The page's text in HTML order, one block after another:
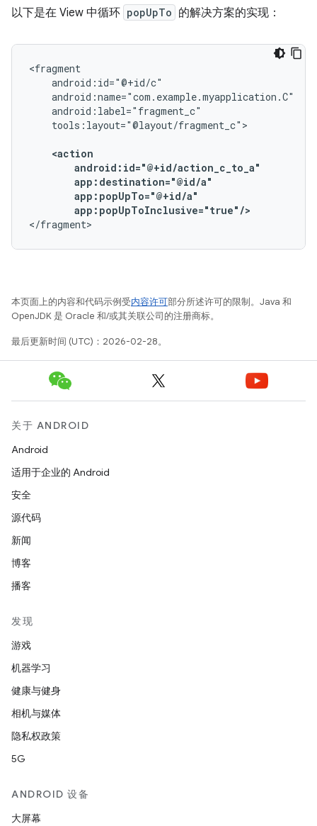
以下是在 View 中循环 popUpTo 的解决方案的实现：
tools:layout="@layout/fragment_c">
app:popUpToInclusive="true"/>
本页面上的内容和代码示例受内容许可部分所述许可的限制。Java 和
OpenJDK 是 Oracle 和/或其关联公司的注册商标。
最后更新时间 (UTC)：2026-02-28。
关于 ANDROID
Android
适用于企业的 Android
安全
源代码
新闻
博客
播客
发现
游戏
机器学习
健康与健身
相机与媒体
隐私权政策
5G
ANDROID 设备
大屏幕